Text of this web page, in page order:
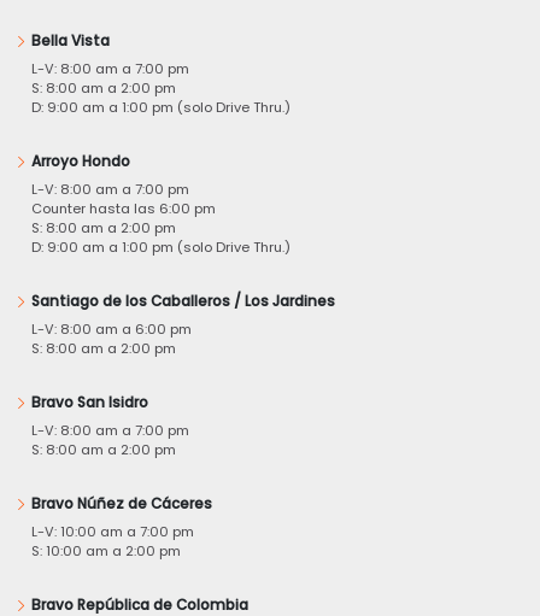
Bella Vista
L-V: 8:00 am a 7:00 pm
S: 8:00 am a 2:00 pm
D: 9:00 am a 1:00 pm (solo Drive Thru.)
Arroyo Hondo
L-V: 8:00 am a 7:00 pm
Counter hasta las 6:00 pm
S: 8:00 am a 2:00 pm
D: 9:00 am a 1:00 pm (solo Drive Thru.)
Santiago de los Caballeros / Los Jardines
L-V: 8:00 am a 6:00 pm
S: 8:00 am a 2:00 pm
Bravo San Isidro
L-V: 8:00 am a 7:00 pm
S: 8:00 am a 2:00 pm
Bravo Núñez de Cáceres
L-V: 10:00 am a 7:00 pm
S: 10:00 am a 2:00 pm
Bravo República de Colombia